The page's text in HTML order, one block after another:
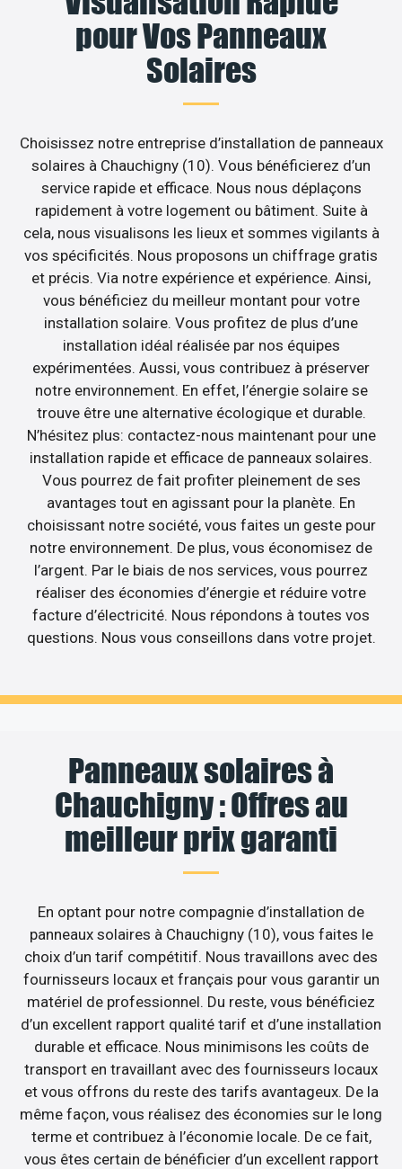
pour Vos Panneaux
Solaires
Choisissez notre entreprise d’installation de panneaux
solaires à Chauchigny (10). Vous bénéficierez d’un
service rapide et efficace. Nous nous déplaçons
rapidement à votre logement ou bâtiment. Suite à
cela, nous visualisons les lieux et sommes vigilants à
vos spécificités. Nous proposons un chiffrage gratis
et précis. Via notre expérience et expérience. Ainsi,
vous bénéficiez du meilleur montant pour votre
installation solaire. Vous profitez de plus d’une
installation idéal réalisée par nos équipes
expérimentées. Aussi, vous contribuez à préserver
notre environnement. En effet, l’énergie solaire se
trouve être une alternative écologique et durable.
N’hésitez plus: contactez-nous maintenant pour une
installation rapide et efficace de panneaux solaires.
Vous pourrez de fait profiter pleinement de ses
avantages tout en agissant pour la planète. En
choisissant notre société, vous faites un geste pour
notre environnement. De plus, vous économisez de
l’argent. Par le biais de nos services, vous pourrez
réaliser des économies d’énergie et réduire votre
facture d’électricité. Nous répondons à toutes vos
questions. Nous vous conseillons dans votre projet.
Panneaux solaires à
Chauchigny : Offres au
meilleur prix garanti
En optant pour notre compagnie d’installation de
panneaux solaires à Chauchigny (10), vous faites le
choix d’un tarif compétitif. Nous travaillons avec des
fournisseurs locaux et français pour vous garantir un
matériel de professionnel. Du reste, vous bénéficiez
d’un excellent rapport qualité tarif et d’une installation
durable et efficace. Nous minimisons les coûts de
transport en travaillant avec des fournisseurs locaux
et vous offrons du reste des tarifs avantageux. De la
même façon, vous réalisez des économies sur le long
terme et contribuez à l’économie locale. De ce fait,
vous êtes certain de bénéficier d’un excellent rapport